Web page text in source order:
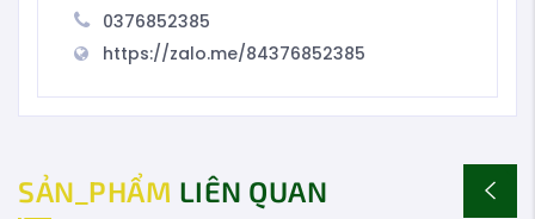
0376852385
https://zalo.me/84376852385
SẢN_PHẨM LIÊN QUAN